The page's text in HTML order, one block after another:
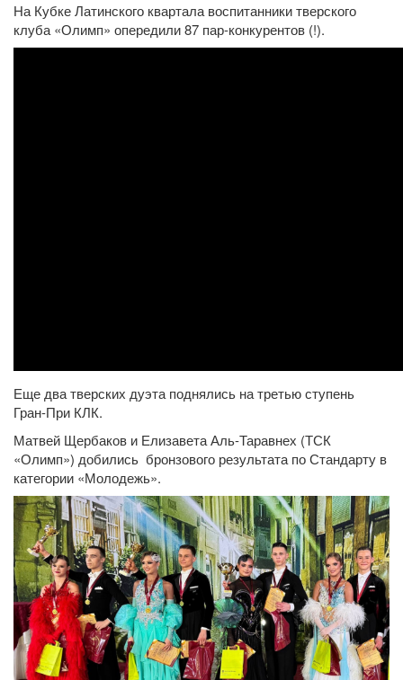
На Кубке Латинского квартала воспитанники тверского
клуба «Олимп» опередили 87 пар-конкурентов (!).
Еще два тверских дуэта поднялись на третью ступень
Гран-При КЛК.
Матвей Щербаков и Елизавета Аль-Таравнех (ТСК
«Олимп») добились бронзового результата по Стандарту в
категории «Молодежь».